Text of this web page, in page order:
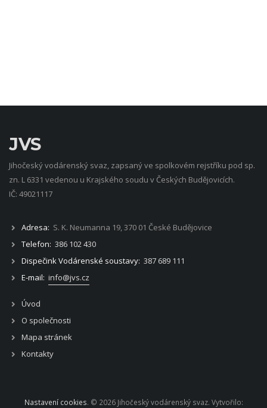
JVS
Jihočeský vodárenský svaz, zapsaný ve spolkovém rejstříku pod sp.
zn. L 6331 vedenou u Krajského soudu v Českých Budějovicích.
IČ: 49021117
Adresa: S. K. Neumanna 19, 370 01 České Budějovice
Telefon: 386 102 430
Dispečink Vodárenské soustavy: 387 689 111
E-mail: info@jvs.cz
Úvod
O společnosti
Mapa stránek
Kontakty
Nastavení cookies. © 2026 Jihočeský vodárenský svaz. Vytvořilo: